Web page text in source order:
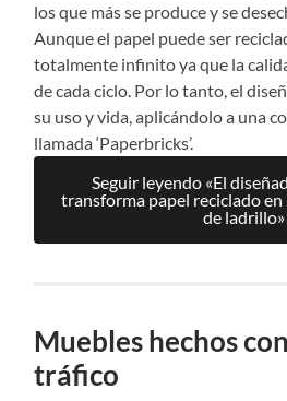
los que más se produce y se
Aunque el papel puede ser
totalmente infinito ya que la
de cada ciclo. Por lo tanto, el
su uso y vida, aplicándolo a una
llamada ‘Paperbricks’.
Seguir leyendo «El
transforma papel reciclado
de ladrillo»
Muebles hechos
tráfico